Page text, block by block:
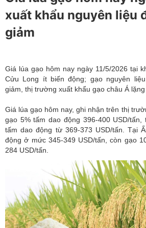
xuất khẩu nguyên liệu
giảm
Giá lúa gạo hôm nay ngày 11/5/2026 tại
Cửu Long ít biến động; gạo nguyên
giảm, thị trường xuất khẩu gạo châu Á
Giá lúa gạo hôm nay, ghi nhận trên thị
gạo 5% tấm dao động 396-400 USD/
tấm dao động từ 369-373 USD/tấn. Tại
động ở mức 345-349 USD/tấn, còn gạo
284 USD/tấn.